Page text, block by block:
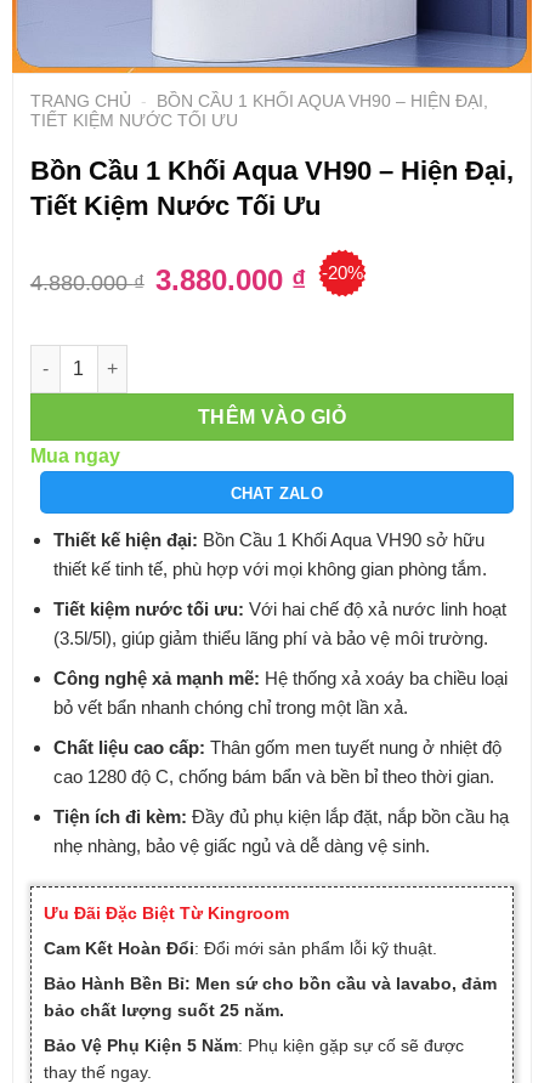
TRANG CHỦ -
BỒN CẦU 1 KHỐI AQUA VH90 – HIỆN ĐẠI,
TIẾT KIỆM NƯỚC TỐI ƯU
Bồn Cầu 1 Khối Aqua VH90 – Hiện Đại,
Tiết Kiệm Nước Tối Ưu
4.880.000₫
Giá
gốc
3.880.000 ₫Giá
hiện
-20%
Số lượng
THÊM VÀO GIỎ
Mua ngay
CHAT ZALO
Thiết kế hiện đại: Bồn Cầu 1 Khối Aqua VH90 sở hữu
thiết kế tinh tế, phù hợp với mọi không gian phòng tắm.
Tiết kiệm nước tối ưu: Với hai chế độ xả nước linh hoạt
(3.5l/5l), giúp giảm thiểu lãng phí và bảo vệ môi trường.
Công nghệ xả mạnh mẽ: Hệ thống xả xoáy ba chiều loại
bỏ vết bẩn nhanh chóng chỉ trong một lần xả.
Chất liệu cao cấp: Thân gốm men tuyết nung ở nhiệt độ
cao 1280 độ C, chống bám bẩn và bền bỉ theo thời gian.
Tiện ích đi kèm: Đầy đủ phụ kiện lắp đặt, nắp bồn cầu hạ
nhẹ nhàng, bảo vệ giấc ngủ và dễ dàng vệ sinh.
Ưu Đãi Đặc Biệt Từ Kingroom
Cam Kết Hoàn Đổi: Đổi mới sản phẩm lỗi kỹ thuật.
Bảo Hành Bền Bỉ: Men sứ cho bồn cầu và lavabo, đảm
bảo chất lượng suốt 25 năm.
Bảo Vệ Phụ Kiện 5 Năm: Phụ kiện gặp sự cố sẽ được
thay thế ngay.